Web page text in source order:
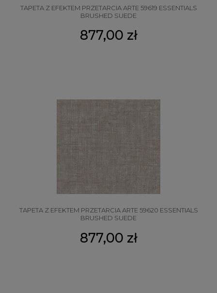
TAPETA Z EFEKTEM PRZETARCIA ARTE 59619 ESSENTIALS
BRUSHED SUEDE
877,00 zł
TAPETA Z EFEKTEM PRZETARCIA ARTE 59620 ESSENTIALS
BRUSHED SUEDE
877,00 zł